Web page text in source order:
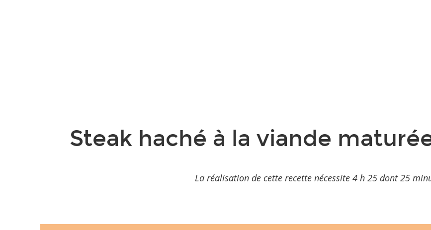
Steak haché à la viande
La réalisation de cette recette nécessite 4 h 25 dont 25